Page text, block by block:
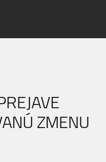
ZMENU